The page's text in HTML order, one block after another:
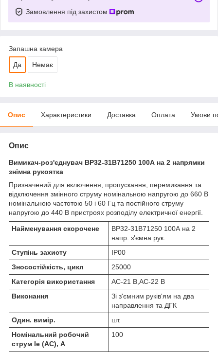
Замовлення під захистом
Запашна камера
Да Немає
В наявності
Опис Характеристики Доставка Оплата Умови
Опис
Вимикач-роз'єднувач ВР32-31B71250 100А на 2 напрямки
знімна рукоятка
Призначений для включення, пропускання, перемикання та
відключення змінного струму номінальною напругою до 660 В
номінальною частотою 50 і 60 Гц та постійного струму
напругою до 440 В пристроях розподілу електричної енергії.
Найменування скорочене
ВР32-31B71250 100А на 2
напр. з'ємна рук.
Ступінь захисту
IP00
Зносостійкість, цикл
25000
Категорія використання
AC-21 B,АС-22 В
Виконання
Зі з'ємним руків'ям на два
направлення та ДГК
Один. вимір.
шт.
Номінальний робочий
струм Ie (AC), А
100